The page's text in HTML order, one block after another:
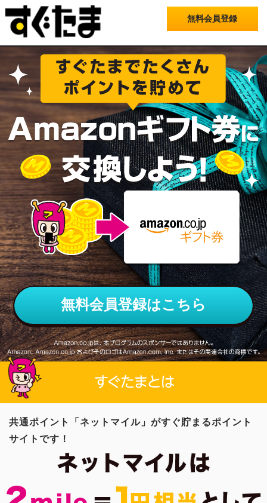
無料会員登録
無料会員登録はこちら
共通ポイント「ネットマイル」がすぐ貯まるポイント
サイトです！